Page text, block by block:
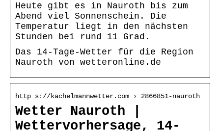
Heute gibt es in Nauroth bis zum
Abend viel Sonnenschein. Die
Temperatur liegt in den nächsten
Stunden bei rund 11 Grad.
Das 14-Tage-Wetter für die Region
Nauroth von wetteronline.de
http s://kachelmannwetter.com › 2866851-nauroth
Wetter Nauroth |
Wettervorhersage, 14-